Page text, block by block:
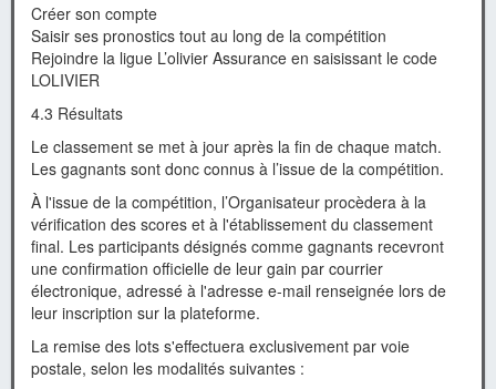
Créer son compte
Saisir ses pronostics tout au long de la compétition
Rejoindre la ligue L’olivier Assurance en saisissant le code
LOLIVIER
4.3 Résultats
Le classement se met à jour après la fin de chaque match.
Les gagnants sont donc connus à l’issue de la compétition.
À l'issue de la compétition, l’Organisateur procèdera à la
vérification des scores et à l'établissement du classement
final. Les participants désignés comme gagnants recevront
une confirmation officielle de leur gain par courrier
électronique, adressé à l'adresse e-mail renseignée lors de
leur inscription sur la plateforme.
La remise des lots s'effectuera exclusivement par voie
postale, selon les modalités suivantes :